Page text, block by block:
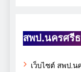
สพป.นครศรี
เว็บไซต์ สพป.น